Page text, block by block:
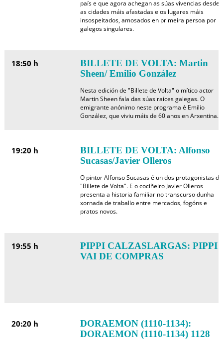
país e que agora achegan as súas vivencias desde
as cidades máis afastadas e os lugares máis
insospeitados, amosados en primeira persoa por
galegos singulares.
18:50 h
BILLETE DE VOLTA: Martin
Sheen/ Emilio González
Nesta edición de "Billete de Volta" o mítico actor
Martin Sheen fala das súas raíces galegas. O
emigrante anónimo neste programa é Emilio
González, que viviu máis de 60 anos en Arxentina.
19:20 h
BILLETE DE VOLTA: Alfonso
Sucasas/Javier Olleros
O pintor Alfonso Sucasas é un dos protagonistas de
"Billete de Volta". E o cociñeiro Javier Olleros
presenta a historia familiar no transcurso dunha
xornada de traballo entre mercados, fogóns e
pratos novos.
19:55 h
PIPPI CALZASLARGAS: PIPPI
VAI DE COMPRAS
20:20 h
DORAEMON (1110-1134):
DORAEMON (1110-1134) 1128